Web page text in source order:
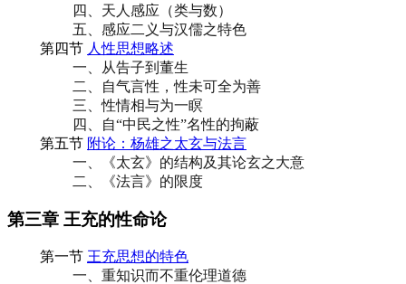
四、天人感应（类与数）
五、感应二义与汉儒之特色
第四节 人性思想略述
一、从告子到董生
二、自气言性，性未可全为善
三、性情相与为一瞑
四、自“中民之性”名性的拘蔽
第五节 附论：杨雄之太玄与法言
一、《太玄》的结构及其论玄之大意
二、《法言》的限度
第三章 王充的性命论
第一节 王充思想的特色
一、重知识而不重伦理道德